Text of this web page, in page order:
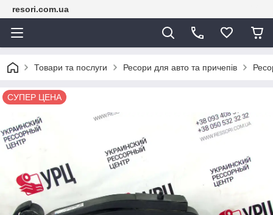
resori.com.ua
Товари та послуги Ресори для авто та причепів
СУПЕР ЦЕНА